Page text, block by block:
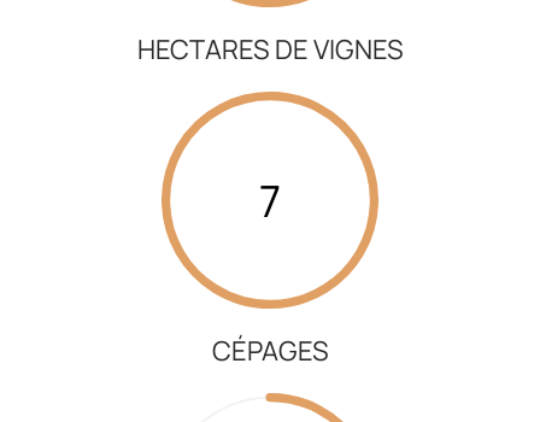
HECTARES DE VIGNES
7
CÉPAGES